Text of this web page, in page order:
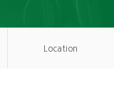
Location